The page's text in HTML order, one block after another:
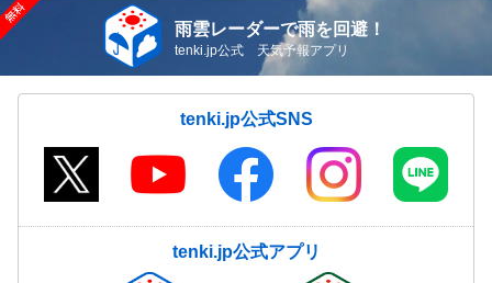
雨雲レーダーで雨を回避！
tenki.jp公式 天気予報アプリ
tenki.jp公式SNS
tenki.jp公式アプリ